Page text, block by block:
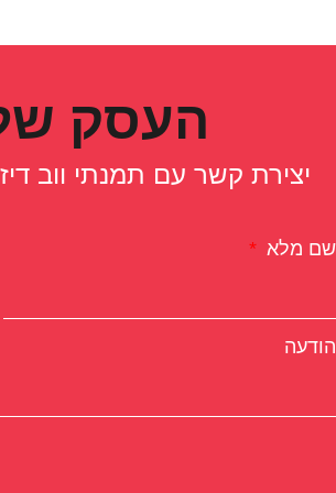
העסק
יצירת קשר עם תמנתי ווב
שם מלא
הודעה